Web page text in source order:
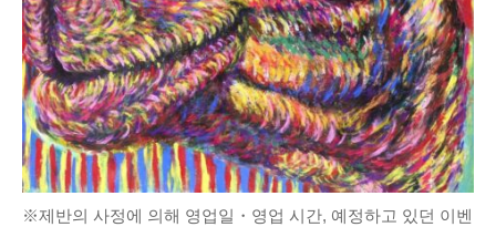
※제반의 사정에 의해 영업일・영업 시간, 예정하고 있던 이벤